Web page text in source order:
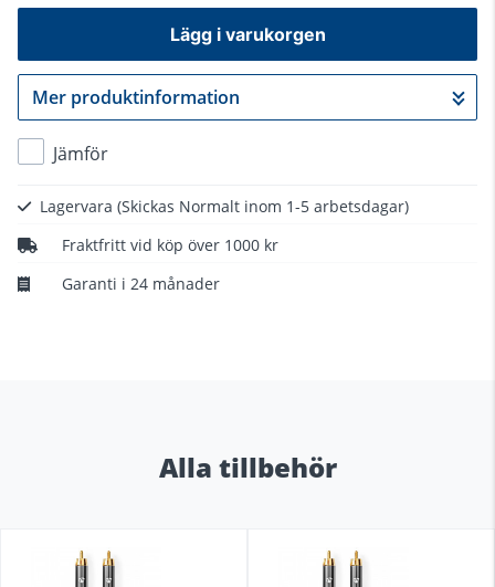
Lägg i varukorgen
Gå till kassan
Mer produktinformation
Jämför
Lagervara (Skickas Normalt inom 1-5 arbetsdagar)
Fraktfritt vid köp över 1000 kr
Garanti i 24 månader
Alla tillbehör